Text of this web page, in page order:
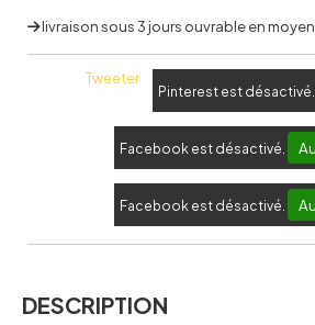
livraison sous 3 jours ouvrable en
Tweeter
Pinterest est désactivé.
Facebook est désactivé.
Facebook est désactivé.
DESCRIPTION